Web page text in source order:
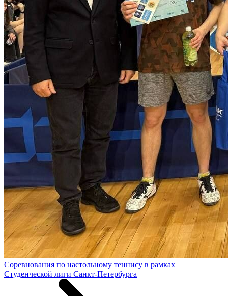
Соревнования по настольному теннису в рамках
Студенческой лиги Санкт-Петербурга